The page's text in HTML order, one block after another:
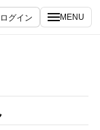
ログイン MENU